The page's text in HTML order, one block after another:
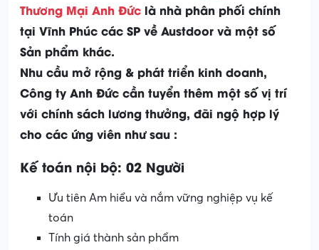
Thương Mại Anh Đức là nhà phân phối chính
tại Vĩnh Phúc các SP về Austdoor và một số
Sản phẩm khác.
Nhu cầu mở rộng & phát triển kinh doanh,
Công ty Anh Đức cần tuyển thêm một số vị trí
với chính sách lương thưởng, đãi ngộ hợp lý
cho các ứng viên như sau :
Kế toán nội bộ: 02 Người
Ưu tiên Am hiểu và nắm vững nghiệp vụ kế
toán
Tính giá thành sản phẩm